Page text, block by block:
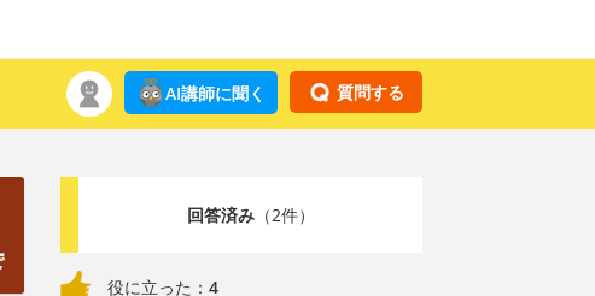
質問する
AI講師に聞く
回答済み（2件）
役に立った： 4